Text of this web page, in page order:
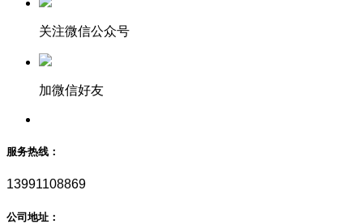
关注微信公众号
加微信好友
服务热线：
13991108869
公司地址：